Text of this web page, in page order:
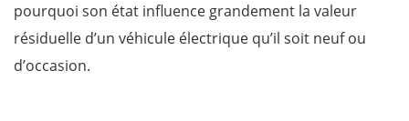
pourquoi son état influence grandement la valeur
résiduelle d’un véhicule électrique qu’il soit neuf ou
d’occasion.